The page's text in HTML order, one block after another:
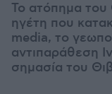
Το ατόπημα του
ηγέτη που
media, το
αντιπαράθεση
σημασία του